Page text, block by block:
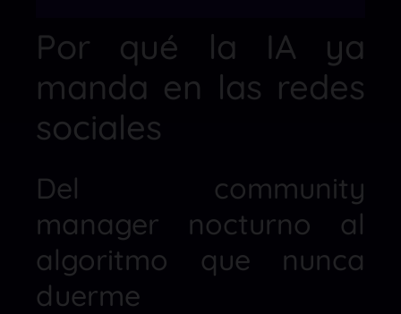
Por qué la IA ya
manda en las redes
sociales
Del community
manager nocturno al
algoritmo que nunca
duerme